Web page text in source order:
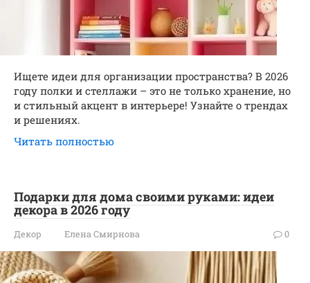
Ищете идеи для организации пространства? В 2026
году полки и стеллажи – это не только хранение, но
и стильный акцент в интерьере! Узнайте о трендах
и решениях.
Читать полностью
Подарки для дома своими руками: идеи
декора в 2026 году
Декор Елена Смирнова 0